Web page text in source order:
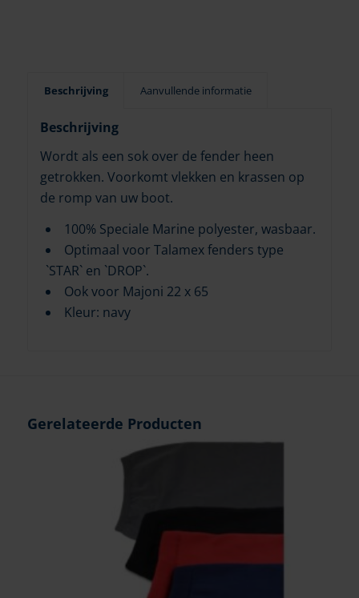
Beschrijving Aanvullende informatie
Beschrijving
Wordt als een sok over de fender heen
getrokken. Voorkomt vlekken en krassen op
de romp van uw boot.
100% Speciale Marine polyester, wasbaar.
Optimaal voor Talamex fenders type
`STAR` en `DROP`.
Ook voor Majoni 22 x 65
Kleur: navy
Gerelateerde Producten